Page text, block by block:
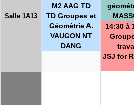
Salle 1A13
M2 AAG TD
TD Groupes et
Géométrie A.
VAUGON NT
DANG
14:30 à
JSJ for